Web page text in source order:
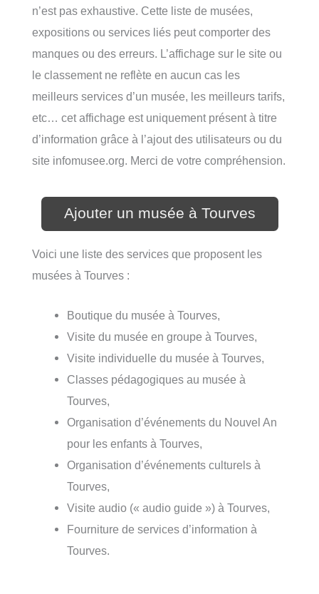
n’est pas exhaustive. Cette liste de musées,
expositions ou services liés peut comporter des
manques ou des erreurs. L’affichage sur le site ou
le classement ne reflète en aucun cas les
meilleurs services d’un musée, les meilleurs tarifs,
etc… cet affichage est uniquement présent à titre
d’information grâce à l’ajout des utilisateurs ou du
site infomusee.org. Merci de votre compréhension.
Ajouter un musée à Tourves
Voici une liste des services que proposent les
musées à Tourves :
Boutique du musée à Tourves,
Visite du musée en groupe à Tourves,
Visite individuelle du musée à Tourves,
Classes pédagogiques au musée à
Tourves,
Organisation d’événements du Nouvel An
pour les enfants à Tourves,
Organisation d’événements culturels à
Tourves,
Visite audio (« audio guide ») à Tourves,
Fourniture de services d’information à
Tourves.